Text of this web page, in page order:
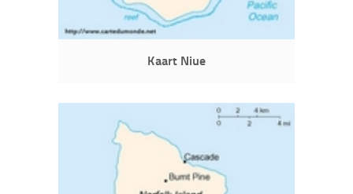
Kaart Niue